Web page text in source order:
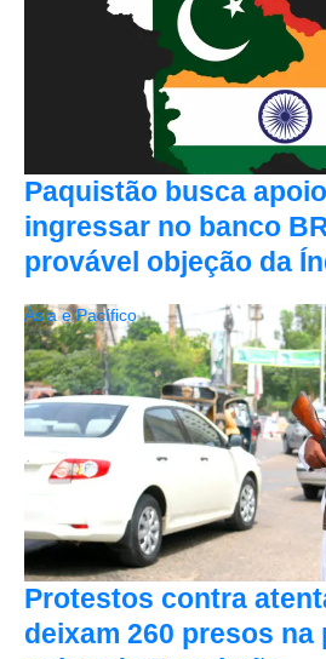
Paquistão busca
ingressar no banco
provável objeção da
Protestos contra
deixam 260 presos
Ásia e Pacífico